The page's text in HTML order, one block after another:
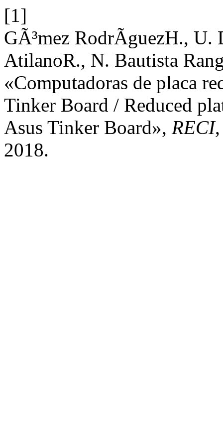
[1]
GÃ³mez RodrÃ­guezH., U.
AtilanoR., N. Bautista
«Computadoras de placa
Tinker Board / Reduced
Asus Tinker Board», RECI
2018.